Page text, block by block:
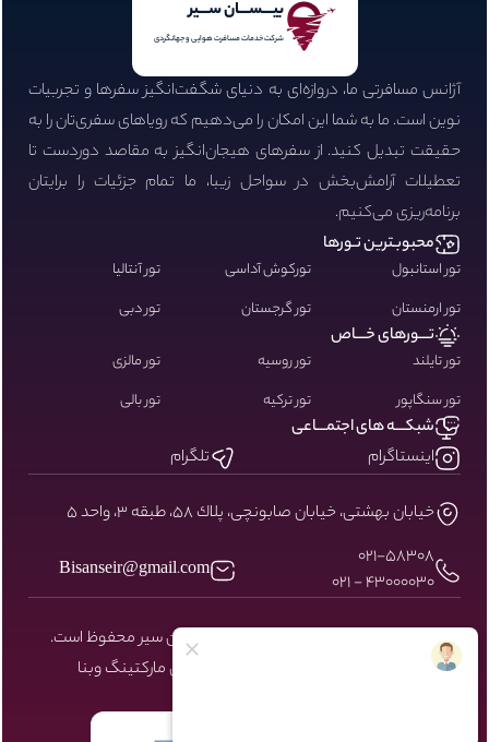
بیـــســـان ســـیر
شرکت خدمات مسافرت هوایی و جهانگردی
آژانس مسافرتی ما، دروازه‌ای به دنیای شگفت‌انگیز سفرها و تجربیات
نوین است. ما به شما این امکان را می‌دهیم که رویاهای سفری‌تان را به
حقیقت تبدیل کنید. از سفرهای هیجان‌انگیز به مقاصد دوردست تا
تعطیلات آرامش‌بخش در سواحل زیبا، ما تمام جزئیات را برایتان
برنامه‌ریزی می‌کنیم.
محبوبـترین تـورها
تور استانبول تورکوش آداسی
تور آنتالیا
تور ارمنستان
تور گرجستان تور دبی
تـــورهای خـــاص
تور تایلند تور روسیه
تور مالزی
تور سنگاپور
تور ترکیه تور بالی
شبکـــه های اجتمـــاعی
اینستاگرام
تلگرام
خيابان بهشتى، خيابان صابونچى، پلاك ٥٨، طبقه ٣، واحد ٥
۰۲۱-58308
43000030 - 021
Bisanseir@gmail.com
کلیه حقوق مادی و معنوی سایت نزد بیسان سیر محفوظ است.
طراحی و توسعه توسط شرکت دیجیتال مارکتینگوبنا